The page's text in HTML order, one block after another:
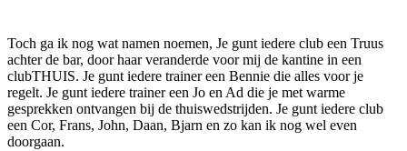
Toch ga ik nog wat namen noemen, Je gunt iedere club een Truus
achter de bar, door haar veranderde voor mij de kantine in een
clubTHUIS. Je gunt iedere trainer een Bennie die alles voor je
regelt. Je gunt iedere trainer een Jo en Ad die je met warme
gesprekken ontvangen bij de thuiswedstrijden. Je gunt iedere club
een Cor, Frans, John, Daan, Bjarn en zo kan ik nog wel even
doorgaan.